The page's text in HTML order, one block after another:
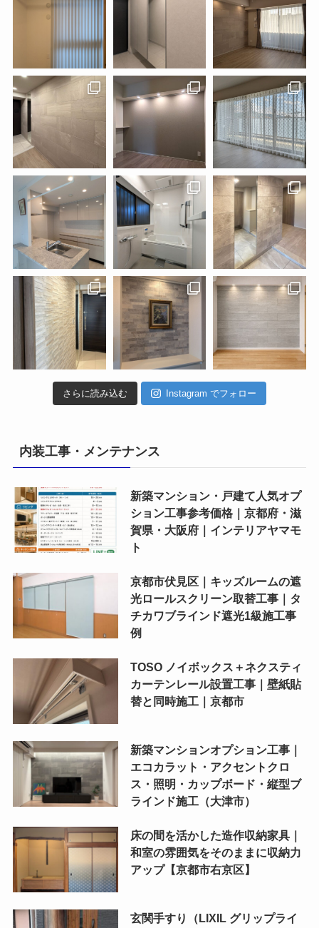
さらに読み込む Instagram でフォロー
内装工事・メンテナンス
新築マンション・戸建て人気オプ
ション工事参考価格｜京都府・滋
賀県・大阪府｜インテリアヤマモ
ト
京都市伏見区｜キッズルームの遮
光ロールスクリーン取替工事｜タ
チカワブラインド遮光1級施工事
例
TOSO ノイボックス＋ネクスティ
カーテンレール設置工事｜壁紙貼
替と同時施工｜京都市
新築マンションオプション工事｜
エコカラット・アクセントクロ
ス・照明・カップボード・縦型ブ
ラインド施工（大津市）
床の間を活かした造作収納家具｜
和室の雰囲気をそのままに収納力
アップ【京都市右京区】
玄関手すり（LIXIL グリップライ